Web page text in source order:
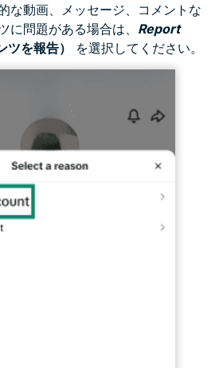
な動画、メッセージ、コメントな
に問題がある場合は、 Report
ツを報告） を選択してください。